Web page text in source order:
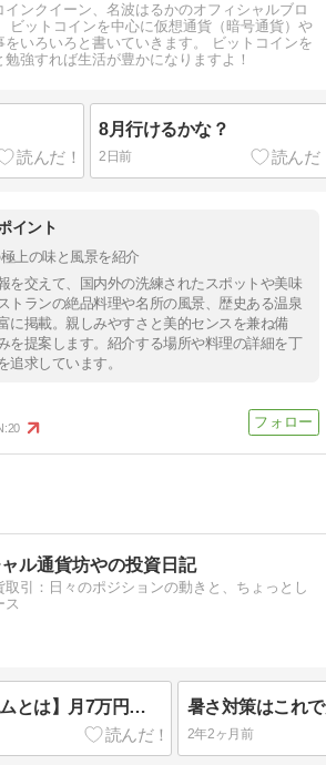
インクイーン、名波はるかのオフィシャルブロ
ビットコインを中心に仮想通貨（暗号通貨）や
をいろいろと書いていきます。 ビットコインを
勉強すれば生活が豊かになりますよ！
8月行けるかな？
2日前
イント
上の味と風景を紹介
を交えて、国内外の洗練されたスポットや美味
トランの絶品料理や名所の風景、歴史ある温泉
に掲載。親しみやすさと美的センスを兼ね備
を提案します。紹介する場所や料理の詳細を丁
追求しています。
20
ル通貨坊やの投資日記
取引：日々のポジションの動きと、ちょっとし
ス
【ベーシックインカムとは】月7万円の”無条件給付”で日本の未来が変わる
2年2ヶ月前